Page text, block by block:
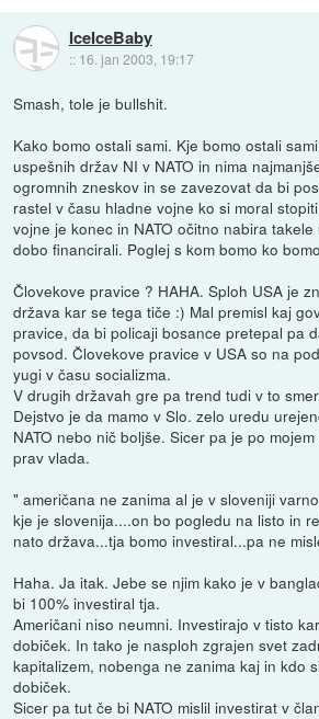
IceIceBaby
:: 16. jan 2003, 19:17
Smash, tole je bullshit.
Kako bomo ostali sami. Kje bomo ostali
uspešnih držav NI v NATO in nima
ogromnih zneskov in se zavezovat da bi
rastel v času hladne vojne ko si moral
vojne je konec in NATO očitno nabira
dobo financirali. Poglej s kom bomo ko
Človekove pravice ? HAHA. Sploh USA je
država kar se tega tiče :) Mal premisl kaj
pravice, da bi policaji bosance pretepal pa
povsod. Človekove pravice v USA so na
yugi v času socializma.
V drugih državah gre pa trend tudi v to
Dejstvo je da mamo v Slo. zelo uredu
NATO nebo nič boljše. Sicer pa je po
prav vlada.
" američana ne zanima al je v sloveniji
kje je slovenija....on bo pogledu na listo in
nato država...tja bomo investiral...pa ne
Haha. Ja itak. Jebe se njim kako je v
bi 100% investiral tja.
Američani niso neumni. Investirajo v tisto
dobiček. In tako je nasploh zgrajen svet
kapitalizem, nobenga ne zanima kaj in kdo
dobiček.
Sicer pa tut če bi NATO mislil investirat v